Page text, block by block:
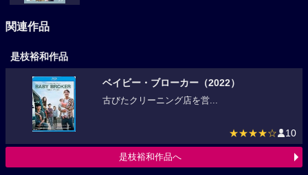
関連作品
是枝裕和作品
ベイビー・ブローカー（2022）
古びたクリーニング店を営...
★★★★☆ 10
是枝裕和作品へ